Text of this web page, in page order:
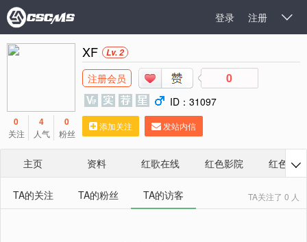

注册
登录
0
关注
4
人气
0
粉丝
XF Lv. 2
注册会员 0
ID：31097
添加关注 发站内信
主页 资料 红歌在线 红色影院 红色相册

TA的关注 TA的粉丝 TA的访客 TA关注了 0 人